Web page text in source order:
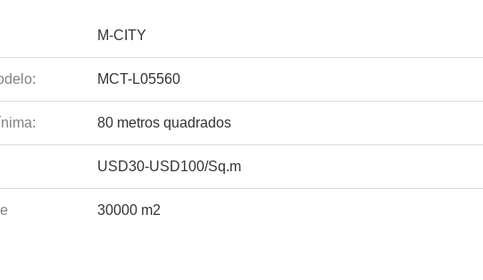
M-CITY
MCT-L05560
80 metros quadrados
USD30-USD100/Sq.m
30000 m2